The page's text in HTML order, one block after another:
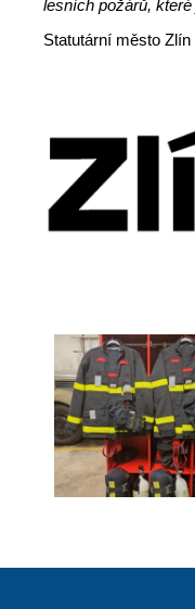
lesních požárů,
Statutární město